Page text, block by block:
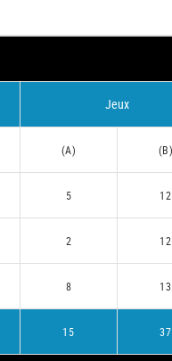
Jeux
(A) (B)
5 12
2 12
8 13
15 37